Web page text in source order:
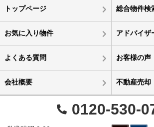
トップページ 総合物件検
お気に入り物件 アドバイザ
よくある質問 お客様の声
会社概要 不動産売却
0120-530-